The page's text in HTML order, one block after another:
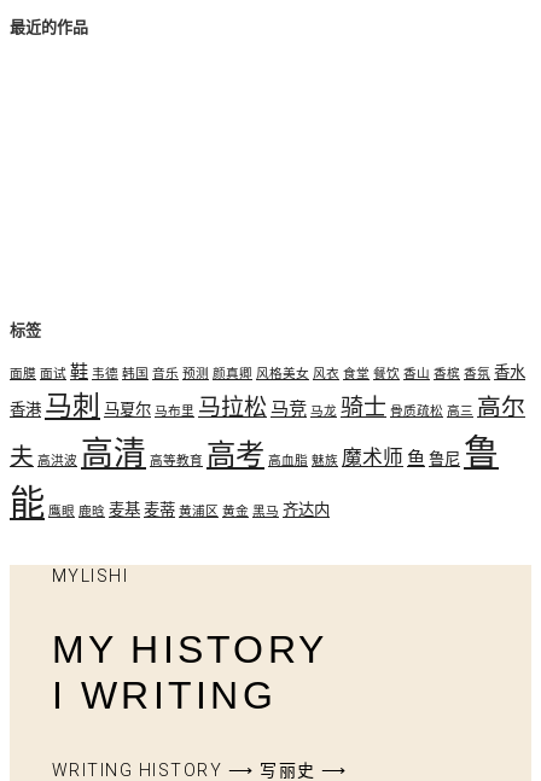
最近的作品
标签
面膜 面试 鞋 韦德 韩国 音乐 预测 颜真卿 风格美女 风衣 食堂 餐饮 香山 香槟 香氛 香水
香港 马刺 马夏尔 马布里 马拉松 马竞 马龙 骑士 骨质疏松 高三 高尔
夫 高洪波 高清 高等教育 高考 高血脂 魅族 魔术师 鱼 鲁尼 鲁
能 鹰眼 鹿晗 麦基麦蒂 黄浦区 黄金 黑马 齐达内
MYLISHI
MY HISTORY
I WRITING
WRITING HISTORY ⟶ 写丽史 ⟶